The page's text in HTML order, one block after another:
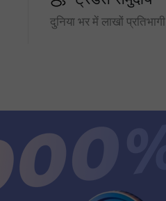
दुनिया भर में लाखों प्रतिभागी